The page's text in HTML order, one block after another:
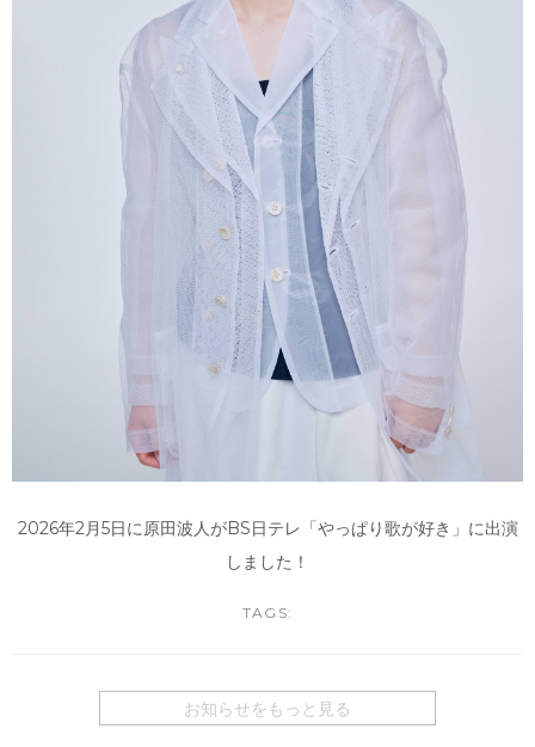
2026年2月5日に原田波人がBS日テレ「やっぱり歌が好き」に出演
しました！
TAGS:
お知らせをもっと見る